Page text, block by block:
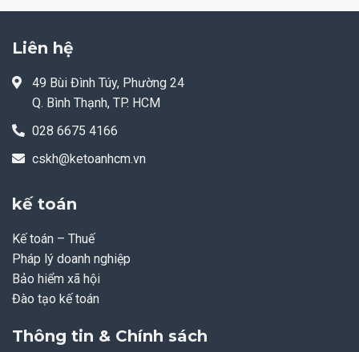
Liên hệ
49 Bùi Đình Túy, Phường 24
Q. Bình Thạnh, TP. HCM
028 6675 4166
cskh@ketoanhcm.vn
kế toán
Kế toán – Thuế
Pháp lý doanh nghiệp
Bảo hiểm xã hội
Đào tạo kế toán
Thông tin & Chính sách